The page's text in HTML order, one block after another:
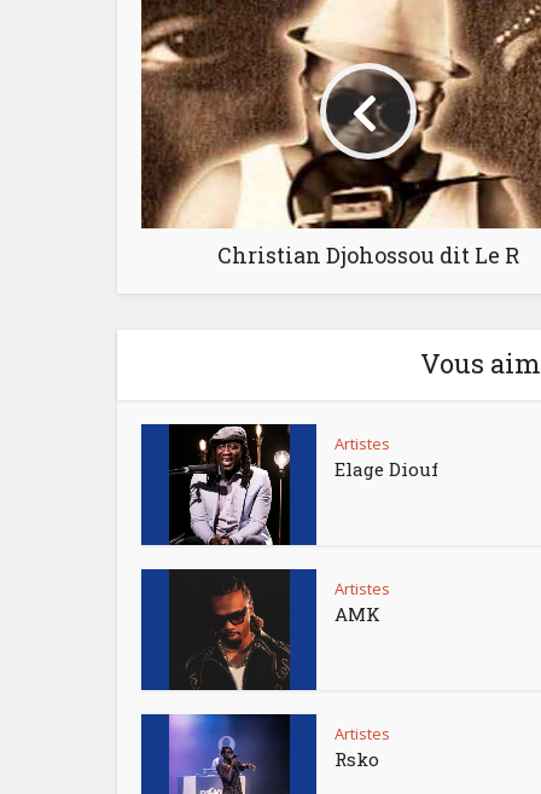
Christian Djohossou dit Le R
Vous
Artistes
Elage Diouf
Artistes
AMK
Artistes
Rsko